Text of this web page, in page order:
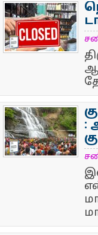
NewsIcon
NewsIcon
: